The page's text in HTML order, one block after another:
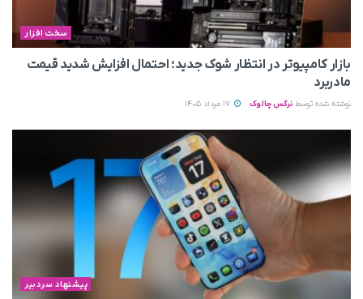
سخت افزار
بازار کامپیوتر در انتظار شوک جدید؛ احتمال افزایش شدید قیمت
مادربرد
نوشته شده توسط نرگس چالوک
پیشنهاد سردبیر